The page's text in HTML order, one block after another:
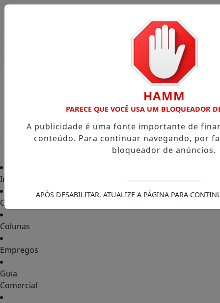
Início
Classificados
Colunas
Empregos
Guia
Comercial
HAMM
PARECE QUE VOCÊ USA UM BLOQUEADOR
A publicidade é uma fonte importante de
conteúdo. Para continuar navegando, por
bloqueador de anúncios.
APÓS DESABILITAR, ATUALIZE A PÁGINA PARA